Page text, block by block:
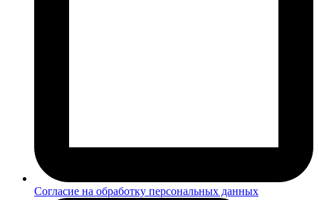
Согласие на обработку персональных данных